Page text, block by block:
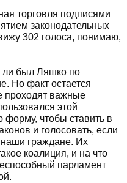
торговля подписями
законодательных
302 голоса, понимаю,
ли был Ляшко по
Но факт остается
проходят важные
этой
форму, чтобы ставить в
и голосовать, если
наши граждане. Их
коалиция, и на что
парламент